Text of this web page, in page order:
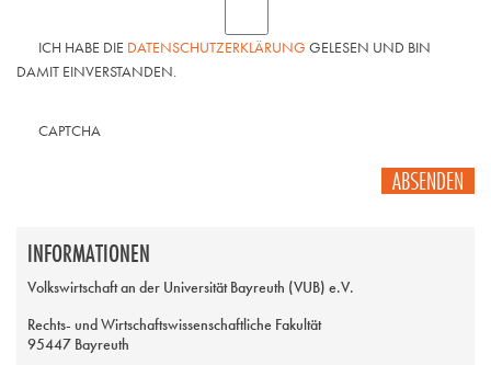
INFORMATIONEN
Volkswirtschaft an der Universität Bayreuth (VUB) e.V.
Rechts- und Wirtschaftswissenschaftliche Fakultät
95447 Bayreuth
ICH HABE DIE DATENSCHUTZERKLÄRUNG GELESEN UND BIN
DAMIT EINVERSTANDEN.
CAPTCHA
ABSENDEN